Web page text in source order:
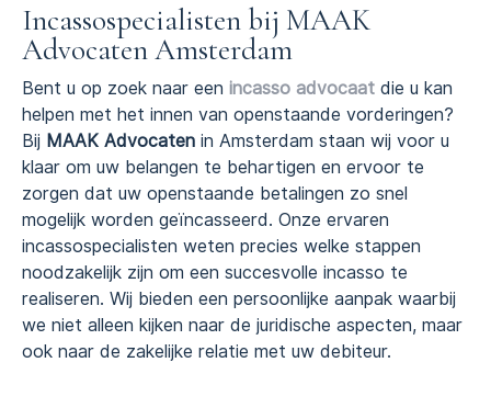
Incassospecialisten bij MAAK
Advocaten Amsterdam
Bent u op zoek naar een incasso advocaat die u kan
helpen met het innen van openstaande vorderingen?
Bij MAAK Advocaten in Amsterdam staan wij voor u
klaar om uw belangen te behartigen en ervoor te
zorgen dat uw openstaande betalingen zo snel
mogelijk worden geïncasseerd. Onze ervaren
incassospecialisten weten precies welke stappen
noodzakelijk zijn om een succesvolle incasso te
realiseren. Wij bieden een persoonlijke aanpak waarbij
we niet alleen kijken naar de juridische aspecten, maar
ook naar de zakelijke relatie met uw debiteur.